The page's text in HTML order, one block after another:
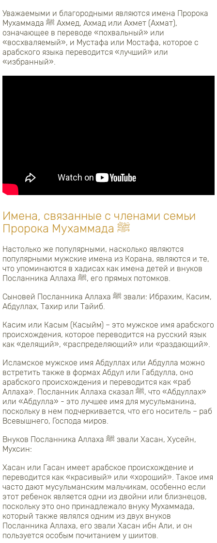
Уважаемыми и благородными являются имена Пророка
Мухаммада ﷺ Ахмед, Ахмад или Ахмет (Ахмат),
означающее в переводе «похвальный» или
«восхваляемый», и Мустафа или Мостафа, которое с
арабского языка переводится «лучший» или
«избранный».
Имена, связанные с членами семьи
Пророка Мухаммада ﷺ
Настолько же популярными, насколько являются
популярными мужские имена из Корана, являются и те,
что упоминаются в хадисах как имена детей и внуков
Посланника Аллаха ﷺ, его прямых потомков.
Сыновей Посланника Аллаха ﷺ звали: Ибрахим, Касим,
Абдуллах, Тахир или Тайиб.
Касим или Касым (Касыйм) – это мужское имя арабского
происхождения, которое переводится на русский язык
как «делящий», «распределяющий» или «раздающий».
Исламское мужское имя Абдуллах или Абдулла можно
встретить также в формах Абдул или Габдулла, оно
арабского происхождения и переводится как «раб
Аллаха». Посланник Аллаха сказал ﷺ, что «Абдуллах»
или «Абдулла» - это лучшее имя для мусульманина,
поскольку в нем подчеркивается, что его носитель – раб
Всевышнего, Господа миров.
Внуков Посланника Аллаха ﷺ звали Хасан, Хусейн,
Мухсин:
Хасан или Гасан имеет арабское происхождение и
переводится как «красивый» или «хороший». Такое имя
часто дают мусульманским мальчикам, особенно если
этот ребенок является одни из двойни или близнецов,
поскольку это оно принадлежало внуку Мухаммада,
который также являлся одним из двух внуков
Посланника Аллаха, его звали Хасан ибн Али, и он
пользуется особым почитанием у шиитов.